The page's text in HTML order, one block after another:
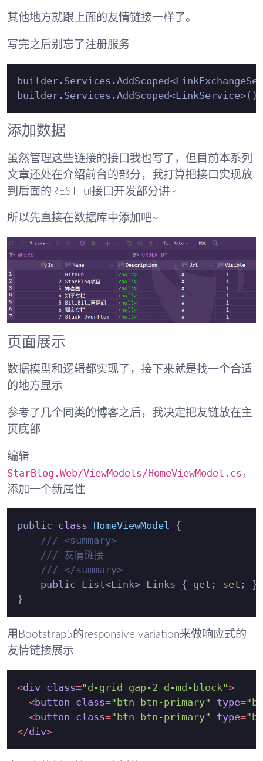
其他地方就跟上面的友情链接一样了。
写完之后别忘了注册服务
添加数据
虽然管理这些链接的接口我也写了，但目前本系列
文章还处在介绍前台的部分，我打算把接口实现放
到后面的RESTFul接口开发部分讲~
所以先直接在数据库中添加吧~
页面展示
数据模型和逻辑都实现了，接下来就是找一个合适
的地方显示
参考了几个同类的博客之后，我决定把友链放在主
页底部
编辑
StarBlog.Web/ViewModels/HomeViewModel.cs ，
添加一个新属性
public class HomeViewModel
{
/// <summary>
/// 友情链接
/// </summary>
    public List<Link> Links { get;
set ; }
用Bootstrap5的responsive variation来做响应式的
友情链接展示
<div class="d-grid gap-2 d-md-block">
<button class="btn btn-primary" type=
<button class="btn btn-primary" type=
</div>